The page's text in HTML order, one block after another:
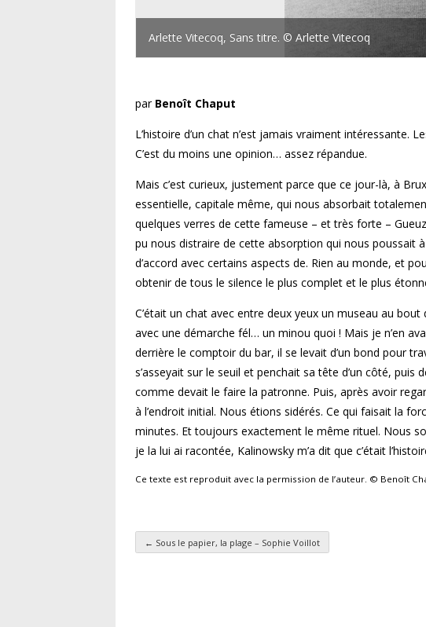
Arlette Vitecoq, Sans titre. © Arlette Vitecoq
par Benoît Chaput
L’histoire d’un chat n’est jamais vraiment
C’est du moins une opinion… assez répandue.
Mais c’est curieux, justement parce que ce jour-là, à
essentielle, capitale même, qui nous absorbait
quelques verres de cette fameuse – et très forte –
pu nous distraire de cette absorption qui nous poussait
d’accord avec certains aspects de. Rien au monde, et
obtenir de tous le silence le plus complet et le plus
C’était un chat avec entre deux yeux un museau au
avec une démarche fél… un minou quoi ! Mais je n’en
derrière le comptoir du bar, il se levait d’un bond pour
s’asseyait sur le seuil et penchait sa tête d’un côté,
comme devait le faire la patronne. Puis, après avoir
à l’endroit initial. Nous étions sidérés. Ce qui faisait la
minutes. Et toujours exactement le même rituel. Nous
je la lui ai racontée, Kalinowsky m’a dit que c’était
Ce texte est reproduit avec la permission de l’auteur. © Benoît
← Sous le papier, la plage – Sophie Voillot